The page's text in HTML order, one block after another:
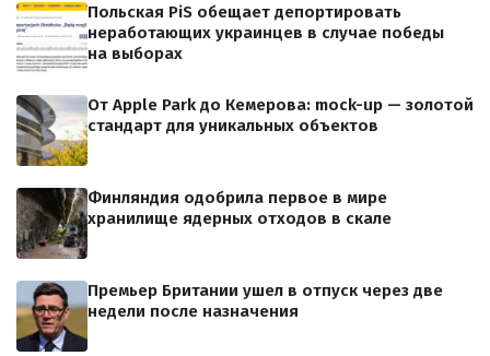
Польская PiS обещает депортировать
неработающих украинцев в случае победы
на выборах
От Apple Park до Кемерова: mock-up — золотой
стандарт для уникальных объектов
Финляндия одобрила первое в мире
хранилище ядерных отходов в скале
Премьер Британии ушел в отпуск через две
недели после назначения